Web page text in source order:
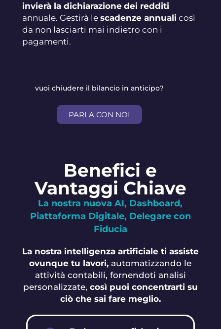
invierà la dichiarazione dei redditi
annuale. Gestirà le scadenze annuali così
da non lasciarti mai indietro con i
pagamenti.
vuoi chiudere il bilancio in anticipo?
PARLA CON NOI
Benefici e
Vantaggi Chiave
La nostra nuova AI, Dashboard,
Piattaforma Digitale, Delegare con
Fiducia
La nostra intelligenza artificiale ti assiste
ovunque tu lavori,automatizzando le
attività contabili, fornendoti analisi
personalizzate, così puoi concentrarti su
ciò che sai fare meglio.